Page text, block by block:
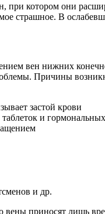
при котором они
страшное. В
вен нижних
Причины
застой крови
и
и др.
приносят лишь